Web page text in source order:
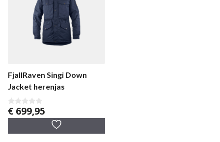
FjallRaven Singi Down
Jacket herenjas
0
v
€ 699,95